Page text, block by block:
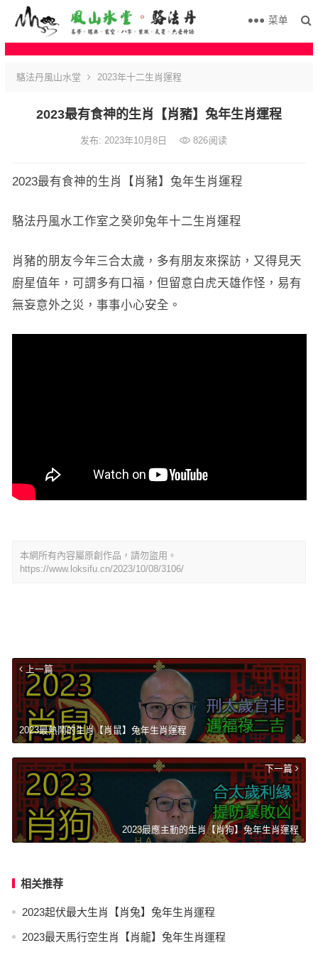
菜单
駱法丹風山水堂 2023年十二生肖運程
2023最有食神的生肖【肖豬】兔年生肖運程
发布: 2023年10月8日 826阅读
2023最有食神的生肖【肖豬】兔年生肖運程
駱法丹風水工作室之癸卯兔年十二生肖運程
肖豬的朋友今年三合太歲，多有朋友來探訪，又得見天
廚星值年，可謂多有口福，但留意白虎天雄作怪，易有
無妄意外之災，事事小心安全。
本網所有內容屬原創作品，請勿盜用。
https://www.loksifu.cn/2023/10/08/3106/
上一篇
2023最熱鬧的生肖【肖鼠】兔年生肖運程
下一篇
2023最應主動的生肖【肖狗】兔年生肖運程
相关推荐
2023起伏最大生肖【肖兔】兔年生肖運程
2023最天馬行空生肖【肖龍】兔年生肖運程